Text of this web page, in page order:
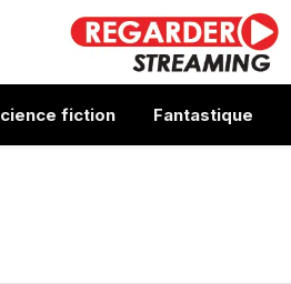
fiction Fantastique